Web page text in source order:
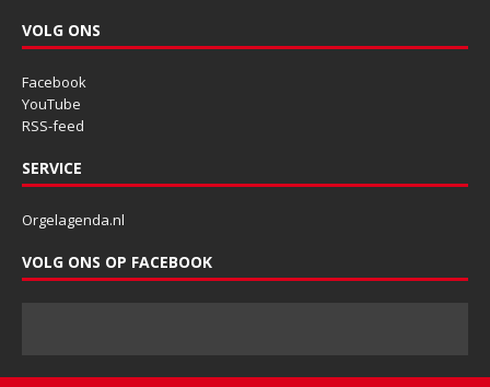
VOLG ONS
Facebook
YouTube
RSS-feed
SERVICE
Orgelagenda.nl
VOLG ONS OP FACEBOOK